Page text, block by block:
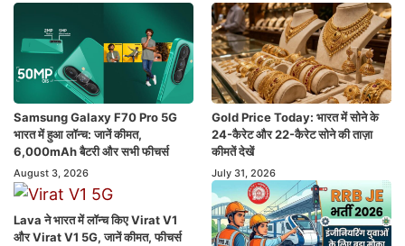
Samsung Galaxy F70 Pro 5G
भारत में हुआ लॉन्च: जानें कीमत,
6,000mAh बैटरी और सभी फीचर्स
August 3, 2026
Gold Price Today: भारत में सोने के
24-कैरेट और 22-कैरेट सोने की ताज़ा
कीमतें देखें
July 31, 2026
Lava ने भारत में लॉन्च किए Virat V1
और Virat V1 5G, जानें कीमत, फीचर्स